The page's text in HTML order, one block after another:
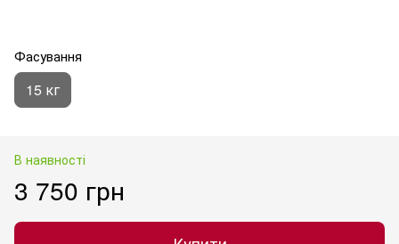
Фасування
15 кг
В наявності
3 750 грн